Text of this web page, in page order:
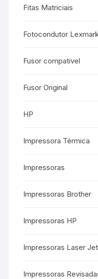
Fitas Matriciais
Fotocondutor
Fusor compativel
Fusor Original
HP
Impressora Térmica
Impressoras
Impressoras Brother
Impressoras HP
Impressoras Laser Jet
Impressoras